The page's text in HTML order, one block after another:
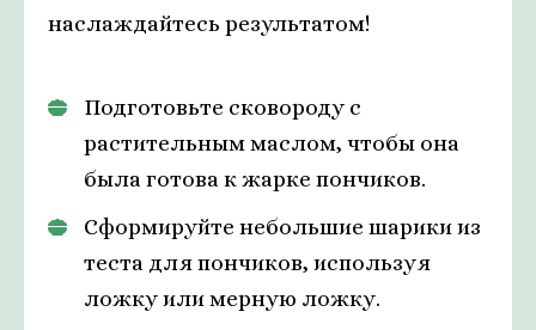
наслаждайтесь результатом!
Подготовьте сковороду с
растительным маслом, чтобы она
была готова к жарке пончиков.
Сформируйте небольшие шарики из
теста для пончиков, используя
ложку или мерную ложку.